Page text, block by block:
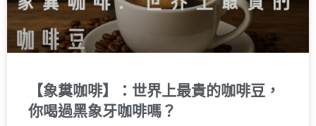
【象糞咖啡】：世界上最貴的咖啡豆，
你喝過黑象牙咖啡嗎？